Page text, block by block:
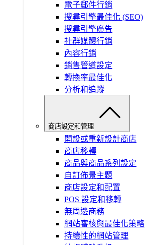
電子郵件行銷
搜尋引擎最佳化 (SEO)
搜尋引擎廣告
社群媒體行銷
內容行銷
銷售管道設定
轉換率最佳化
分析和追蹤
商店設定和管理
開設或重新設計商店
商店移轉
商品與商品系列設定
自訂佈景主題
商店設定和配置
POS 設定和移轉
無周邊商務
網站審核與最佳化策略
持續性的網站管理